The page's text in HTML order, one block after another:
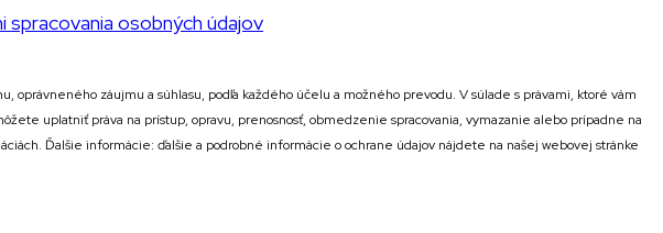
spracovania osobných údajov
oprávneného záujmu a súhlasu, podľa každého účelu a možného prevodu. V súlade s právami, ktoré vám
uplatniť práva na prístup, opravu, prenosnosť, obmedzenie spracovania, vymazanie alebo prípadne na
Ďalšie informácie: ďalšie a podrobné informácie o ochrane údajov nájdete na našej webovej stránke